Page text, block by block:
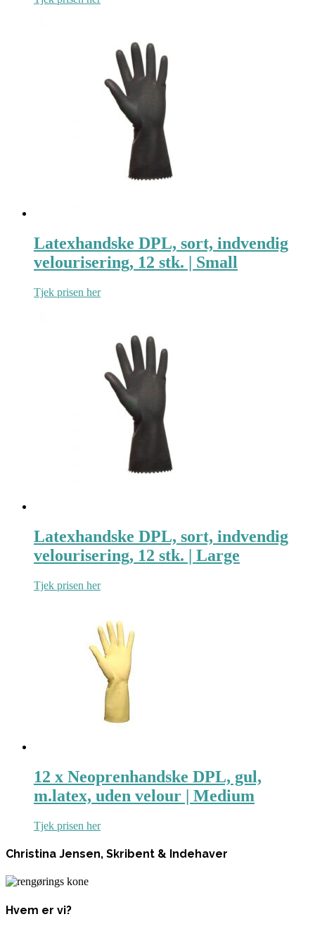
Latexhandske DPL, sort, indvendig
velourisering, 12 stk. | Small
Tjek prisen her
Latexhandske DPL, sort, indvendig
velourisering, 12 stk. | Large
Tjek prisen her
12 x Neoprenhandske DPL, gul,
m.latex, uden velour | Medium
Tjek prisen her
Christina Jensen, Skribent & Indehaver
Hvem er vi?